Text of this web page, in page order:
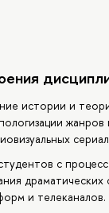
истории и
с
драматических
и телеканалов.